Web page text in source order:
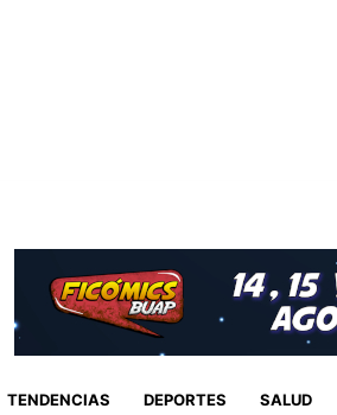
TENDENCIAS DEPORTES SALUD